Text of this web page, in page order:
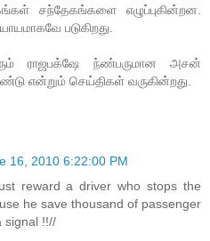
சந்தேகங்களை எழுப்புகின்றன.
படுகிறது.
ராஜபக்‌ஷே ந்ண்பருமான அசன்
என்றும் செய்திகள் வருகின்றது.
16, 2010 6:22:00 PM
reward a driver who stops the
he save thousand of passenger
signal !!//